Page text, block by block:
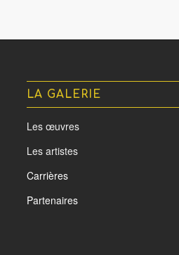
LA GALERIE
Les œuvres
Les artistes
Carrières
Partenaires